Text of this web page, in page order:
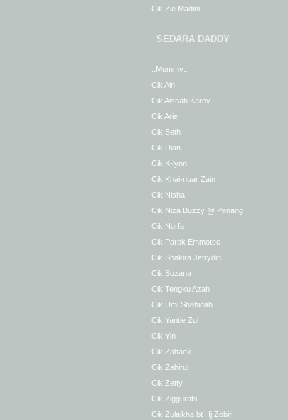
Cik Zie Madini
SEDARA DADDY
.:Mummy:.
Cik Ain
Cik Aishah Karev
Cik Arie
Cik Beth
Cik Dian
Cik K-lynn
Cik Khai-nuar Zain
Cik Nisha
Cik Niza Buzzy @ Penang
Cik Norfa
Cik Parok Emmotee
Cik Shakira Jefrydin
Cik Suzana
Cik Tengku Azah
Cik Umi Shahidah
Cik Yantie Zul
Cik Yin
Cik Zahack
Cik Zahirul
Cik Zetty
Cik Ziggurats
Cik Zulaikha bt Hj Zobir